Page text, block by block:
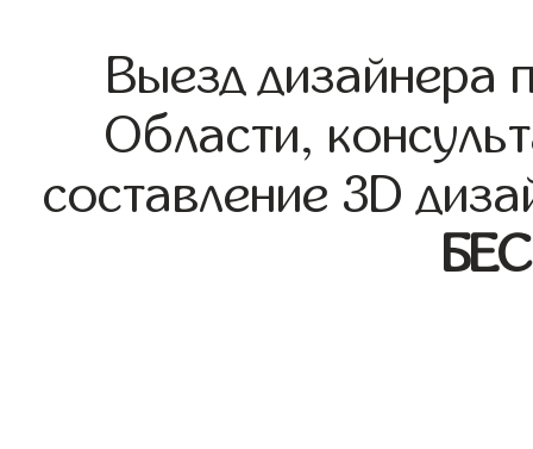
Выезд дизайнера
Области,
составление 3D